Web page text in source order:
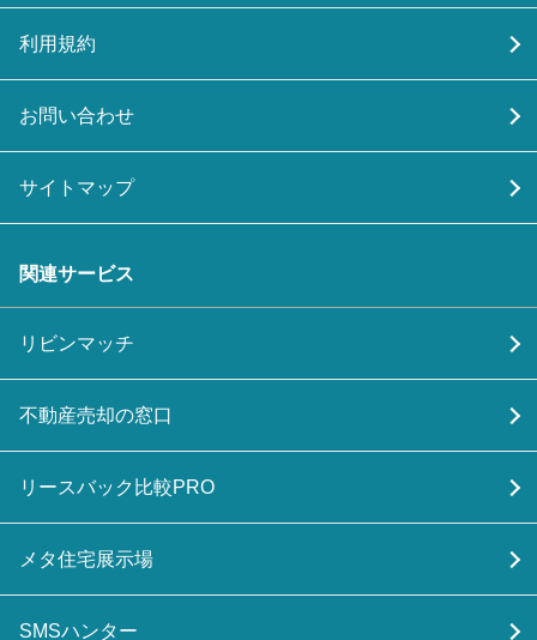
利用規約
お問い合わせ
サイトマップ
関連サービス
リビンマッチ
不動産売却の窓口
リースバック比較PRO
メタ住宅展示場
SMSハンター